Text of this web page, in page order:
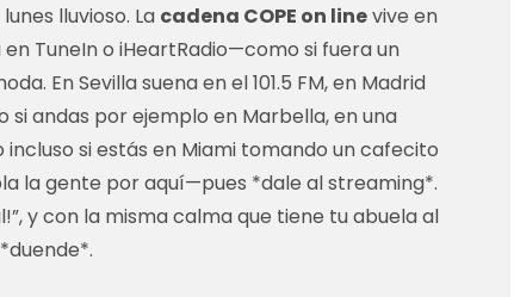
lluvioso. La cadena COPE on linevive en
TuneIn o iHeartRadio—como si fuera un
En Sevilla suena en el 101.5 FM, en Madrid
si andas por ejemplo en Marbella, en una
si estás en Miami tomando un cafecito
la gente por aquí—pues *dale al streaming*.
y con la misma calma que tiene tu abuela al